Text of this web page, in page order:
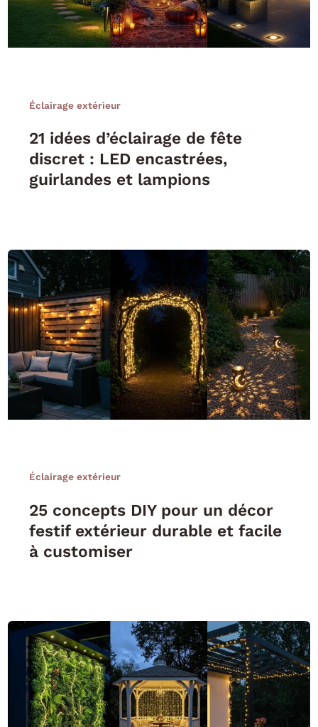
Éclairage extérieur
21 idées d’éclairage de fête
discret : LED encastrées,
guirlandes et lampions
Éclairage extérieur
25 concepts DIY pour un décor
festif extérieur durable et facile
à customiser